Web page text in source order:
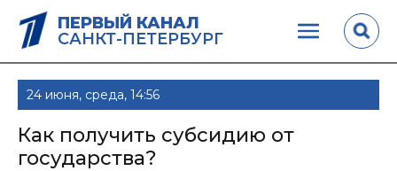
ПЕРВЫЙ КАНАЛ
САНКТ-ПЕТЕРБУРГ
24 июня, среда, 14:56
Как получить субсидию от
государства?